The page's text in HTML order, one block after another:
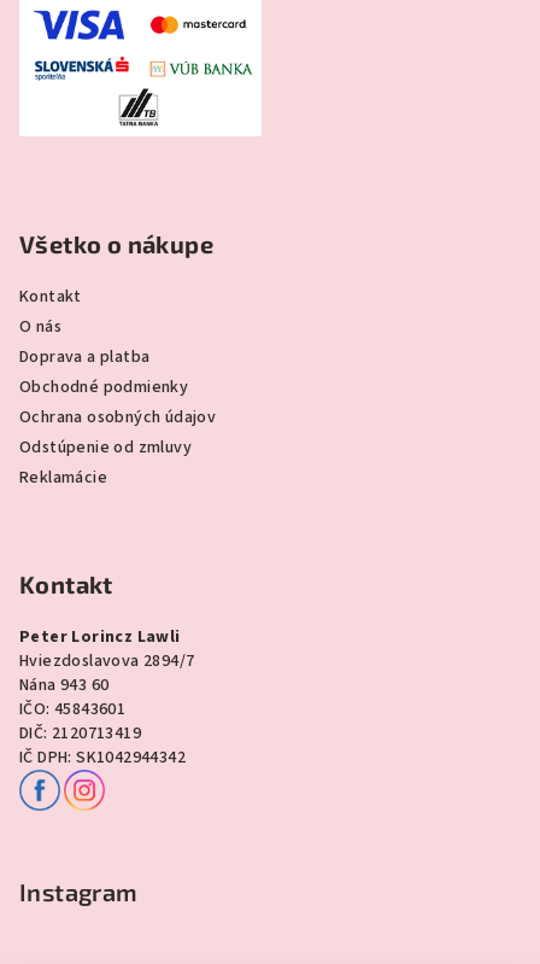
Všetko o nákupe
Kontakt
O nás
Doprava a platba
Obchodné podmienky
Ochrana osobných údajov
Odstúpenie od zmluvy
Reklamácie
Kontakt
Peter Lorincz Lawli
Hviezdoslavova 2894/7
Nána 943 60
IČO: 45843601
DIČ: 2120713419
IČ DPH: SK1042944342
Instagram